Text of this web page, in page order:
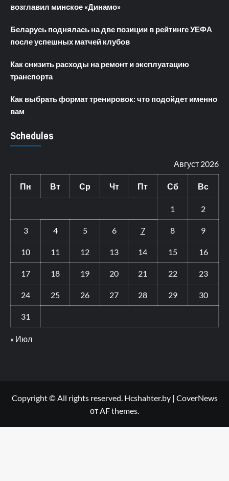
возглавил минское «Динамо»
Беларусь поднялась на две позиции в рейтинге УЕФА
после успешных матчей клубов
Как снизить расходы на ремонт и эксплуатацию
транспорта
Как выбрать формат тренировок: что подойдет именно
вам
Schedules
Август 2026
Пн Вт Ср Чт Пт Сб Вс
1 2
3 4 5 6 7 8 9
10 11 12 13 14 15 16
17 18 19 20 21 22 23
24 25 26 27 28 29 30
31
« Июл
Copyright © All rights reserved. Hcshahter.by | CoverNews
от AF themes.